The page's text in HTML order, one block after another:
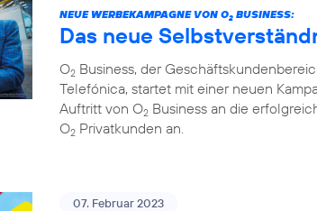
NEUE WERBEKAMPAGNE VON O2 BUSINESS:
Das neue
O2 Business, der
Telefónica, startet mit einer neuen
Auftritt von O2 Business an die
O2 Privatkunden an.
07. Februar 2023